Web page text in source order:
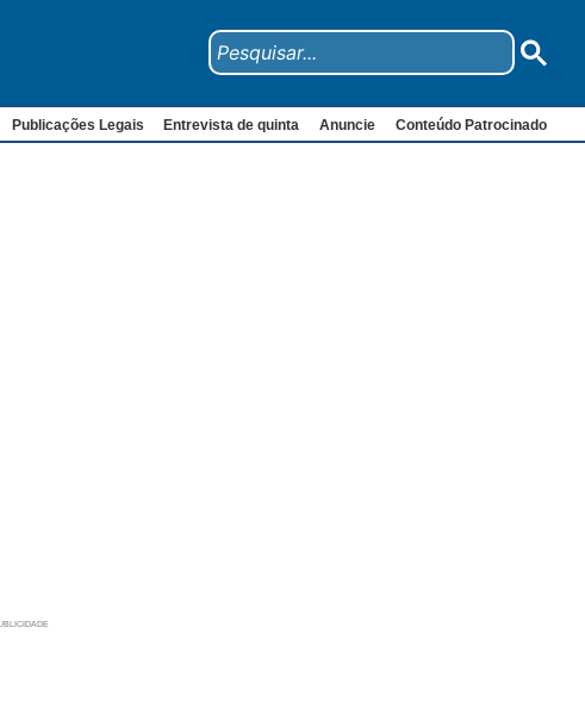
Publicações Legais Entrevista de quinta Anuncie Conteúdo Patrocinado